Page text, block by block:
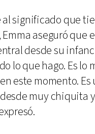
al significado que
aseguró que
desde su
lo que hago. Es lo
este momento. Es
muy chiquita